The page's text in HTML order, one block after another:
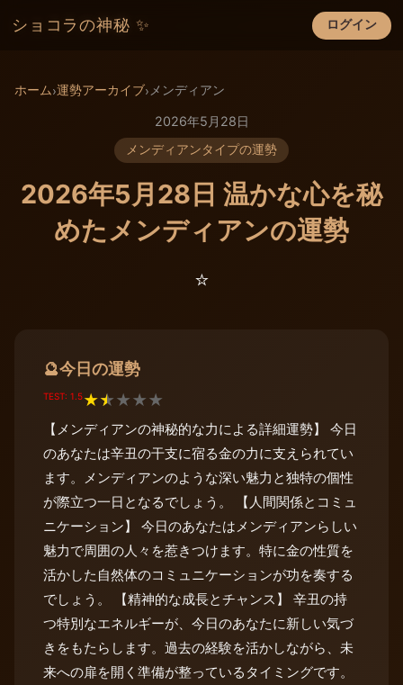
ショコラの神秘 ✨ ログイン
×
ホーム›運勢アーカイブ› メンディアン
2026年5月28日
メンディアンタイプの運勢
2026年5月28日 温かな心を秘
めたメンディアンの運勢
⭐️
🔮今日の運勢
TEST: 1.5★★★★★
【メンディアンの神秘的な力による詳細運勢】 今日
のあなたは辛丑の干支に宿る金の力に支えられてい
ます。メンディアンのような深い魅力と独特の個性
が際立つ一日となるでしょう。 【人間関係とコミュ
ニケーション】 今日のあなたはメンディアンらしい
魅力で周囲の人々を惹きつけます。特に金の性質を
活かした自然体のコミュニケーションが功を奏する
でしょう。 【精神的な成長とチャンス】 辛丑の持
つ特別なエネルギーが、今日のあなたに新しい気づ
きをもたらします。過去の経験を活かしながら、未
来への扉を開く準備が整っているタイミングです。